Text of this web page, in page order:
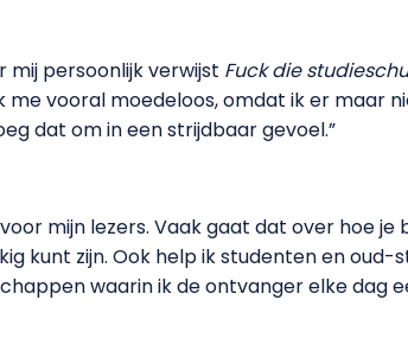
mij persoonlijk verwijst Fuck die
me vooral moedeloos, omdat ik er maar
dat om in een strijdbaar gevoel.”
mijn lezers. Vaak gaat dat over hoe je
kunt zijn. Ook help ik studenten en oud-
waarin ik de ontvanger elke dag